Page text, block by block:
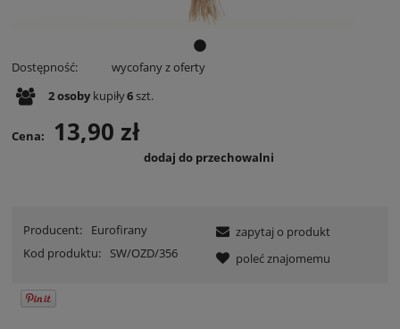
Dostępność:
wycofany z oferty
2osoby kupiły6szt.
Cena: 13,90 zł
dodaj do przechowalni
Producent:
Eurofirany
Kod produktu:
SW/OZD/356
zapytaj o produkt
poleć znajomemu